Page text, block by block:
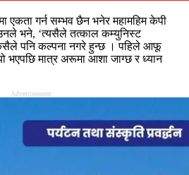
एकता गर्न सम्भव छैन भनेर महामहिम केपी
भने, ‘त्यसैले तत्काल कम्युनिस्ट
पनि कल्पना नगरे हुन्छ । पहिले आफू
भएपछि मात्र अरूमा आशा जाग्छ र ध्यान
Advertisement